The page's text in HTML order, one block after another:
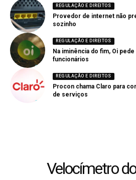
REGULAÇÃO E DIREITOS
Provedor de internet não
sozinho
REGULAÇÃO E DIREITOS
Na iminência do fim, Oi
funcionários
REGULAÇÃO E DIREITOS
Procon chama Claro para
de serviços
Velocímetro